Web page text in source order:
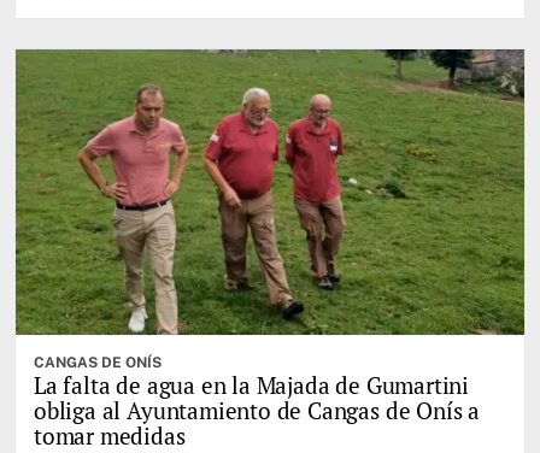
CANGAS DE ONÍS
La falta de agua en la Majada de Gumartini
obliga al Ayuntamiento de Cangas de Onís a
tomar medidas